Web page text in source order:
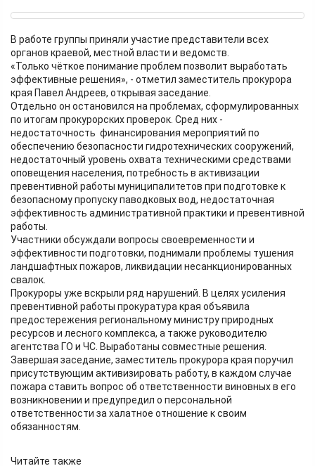
В работе группы приняли участие представители всех
органов краевой, местной власти и ведомств.
«Только чёткое понимание проблем позволит выработать
эффективные решения», - отметил заместитель прокурора
края Павел Андреев, открывая заседание.
Отдельно он остановился на проблемах, сформулированных
по итогам прокурорских проверок. Сред них -
недостаточность финансирования мероприятий по
обеспечению безопасности гидротехнических сооружений,
недостаточный уровень охвата техническими средствами
оповещения населения, потребность в активизации
превентивной работы муниципалитетов при подготовке к
безопасному пропуску паводковых вод, недостаточная
эффективность административной практики и превентивной
работы.
Участники обсуждали вопросы своевременности и
эффективности подготовки, поднимали проблемы тушения
ландшафтных пожаров, ликвидации несанкционированных
свалок.
Прокуроры уже вскрыли ряд нарушений. В целях усиления
превентивной работы прокуратура края объявила
предостережения региональному министру природных
ресурсов и лесного комплекса, а также руководителю
агентства ГО и ЧС. Выработаны совместные решения.
Завершая заседание, заместитель прокурора края поручил
присутствующим активизировать работу, в каждом случае
пожара ставить вопрос об ответственности виновных в его
возникновении и предупредил о персональной
ответственности за халатное отношение к своим
обязанностям.
Читайте также